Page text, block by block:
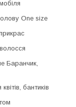
One size
Баранчик,
бантиків